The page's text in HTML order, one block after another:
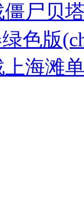
尸贝
色版
海滩